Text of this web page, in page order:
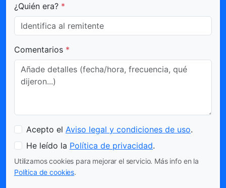
¿Quién era? *
Comentarios *
Acepto el Aviso legal y condiciones de uso.
He leído la Política de privacidad.
Utilizamos cookies para mejorar el servicio. Más info en la
Política de cookies.